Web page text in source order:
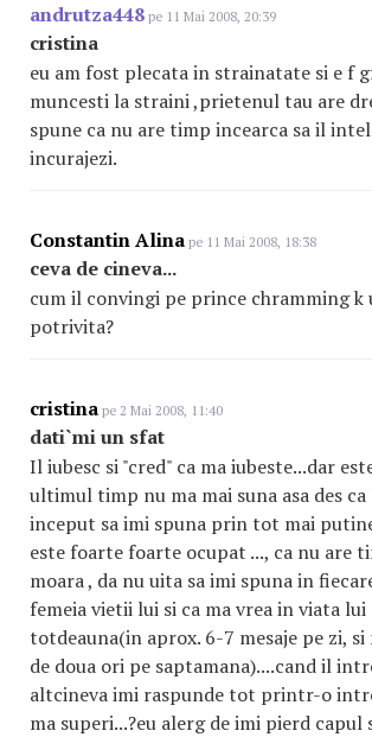
andrutza448 pe 11 Mai 2008, 20:39
cristina
eu am fost plecata in strainatate si e f
muncesti la straini ,prietenul tau are
spune ca nu are timp incearca sa il
incurajezi.
Constantin Alina pe 11 Mai 2008, 18:38
ceva de cineva...
cum il convingi pe prince chramming k
potrivita?
cristina pe 2 Mai 2008, 11:40
dati`mi un sfat
Il iubesc si "cred" ca ma iubeste...dar
ultimul timp nu ma mai suna asa des
inceput sa imi spuna prin tot mai
este foarte foarte ocupat ..., ca nu are
moara , da nu uita sa imi spuna in
femeia vietii lui si ca ma vrea in viata
totdeauna(in aprox. 6-7 mesaje pe zi, si
de doua ori pe saptamana)....cand il
altcineva imi raspunde tot printr-o
ma superi...?eu alerg de imi pierd capul